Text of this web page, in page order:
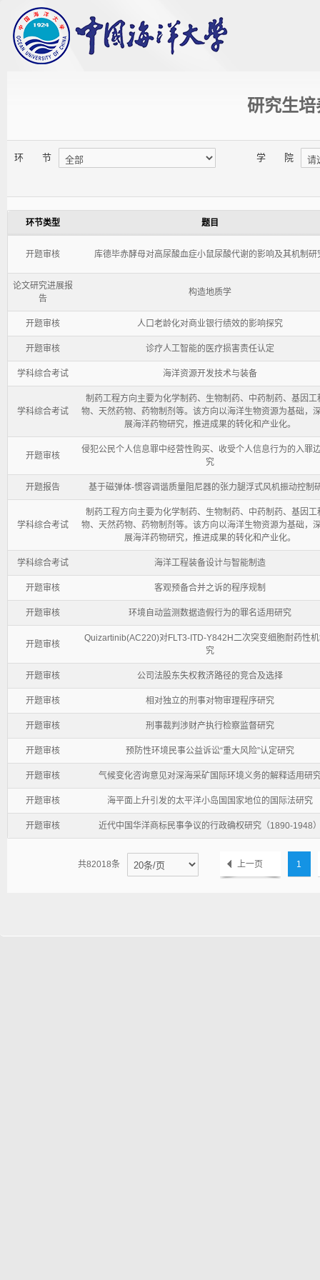
研究生
环 节 学 院
环节类型 题目
开题审核 库德毕赤酵母对高尿酸血症小鼠尿酸代谢的影响及其机制研
论文研究进展报
告
构造地质学
开题审核 人口老龄化对商业银行绩效的影响探究
开题审核 诊疗人工智能的医疗损害责任认定
学科综合考试 海洋资源开发技术与装备
学科综合考试
制药工程方向主要为化学制药、生物制药、中药制药、基因工
物、天然药物、药物制剂等。该方向以海洋生物资源为基础，
展海洋药物研究，推进成果的转化和产业化。
开题审核
侵犯公民个人信息罪中经营性购买、收受个人信息行为的入罪
究
开题报告 基于磁弹体-惯容调谐质量阻尼器的张力腿浮式风机振动控制
学科综合考试
制药工程方向主要为化学制药、生物制药、中药制药、基因工
物、天然药物、药物制剂等。该方向以海洋生物资源为基础，
展海洋药物研究，推进成果的转化和产业化。
学科综合考试 海洋工程装备设计与智能制造
开题审核 客观预备合并之诉的程序规制
开题审核 环境自动监测数据造假行为的罪名适用研究
开题审核
Quizartinib(AC220)对FLT3-ITD-Y842H二次突变细胞耐药性
究
开题审核 公司法股东失权救济路径的竞合及选择
开题审核 相对独立的刑事对物审理程序研究
开题审核 刑事裁判涉财产执行检察监督研究
开题审核 预防性环境民事公益诉讼“重大风险”认定研究
开题审核 气候变化咨询意见对深海采矿国际环境义务的解释适用研
开题审核 海平面上升引发的太平洋小岛国国家地位的国际法研究
开题审核 近代中国华洋商标民事争议的行政确权研究（1890-1948
共82018条 上一页 1